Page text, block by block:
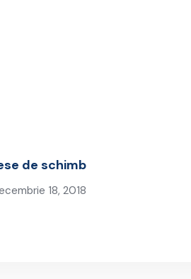
de schimb
18, 2018